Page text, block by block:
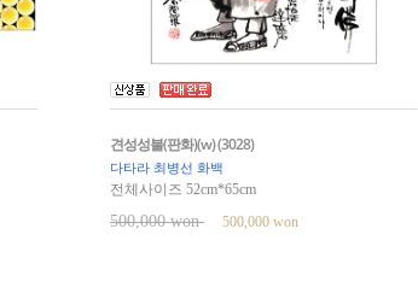
견성성불(판화)(w) (3028)
다타라 최병선 화백
전체사이즈 52cm*65cm
500,000 won 500,000 won